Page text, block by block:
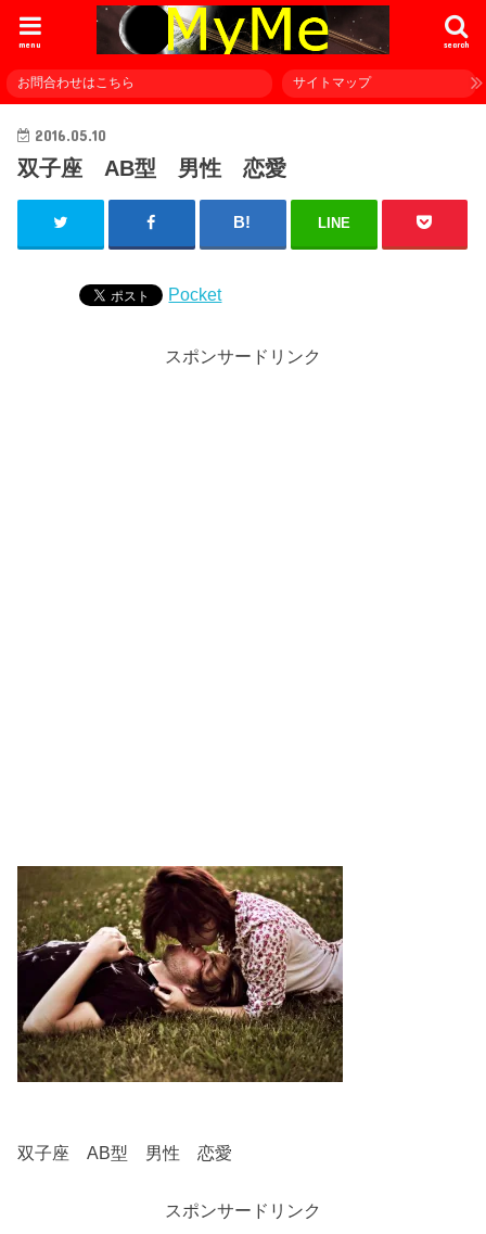
search
menu
お問合わせはこちら サイトマップ
2016.05.10
双子座 AB型 男性 恋愛
LINE
Pocket
スポンサードリンク
双子座 AB型 男性 恋愛
スポンサードリンク